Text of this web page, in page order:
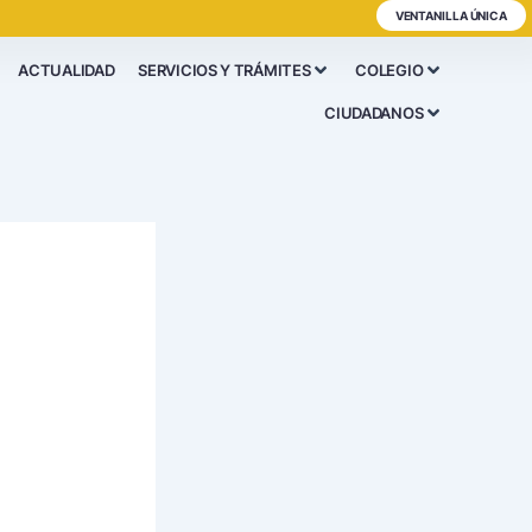
VENTANILLA ÚNICA
ACTUALIDAD SERVICIOS Y TRÁMITES COLEGIO
CIUDADANOS